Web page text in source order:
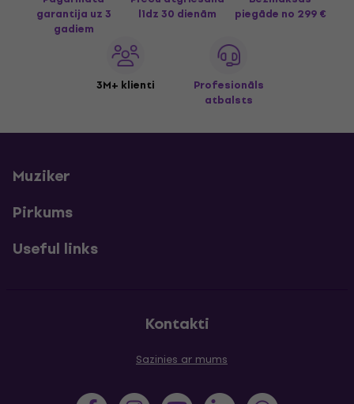
garantija uz 3
gadiem
līdz 30 dienām
piegāde no 299 €
3M+ klienti
Profesionāls
atbalsts
Muziker
Pirkums
Useful links
Kontakti
Sazinies ar mums